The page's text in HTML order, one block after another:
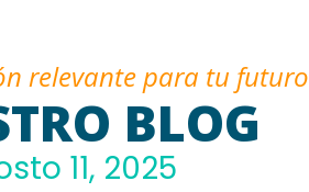
relevante para tu futuro
BLOG
11, 2025